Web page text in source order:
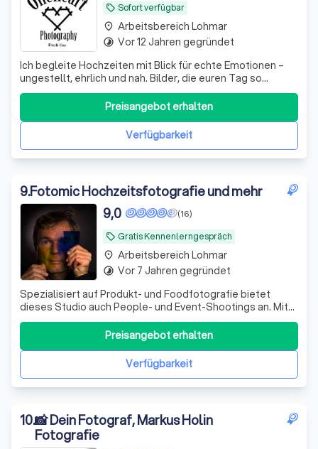
local_offer Sofort verfügbar
Ich begleite Hochzeiten mit Blick für echte Emotionen –
ungestellt, ehrlich und nah. Bilder, die euren Tag so
zeigen, wie er sich wirklich angefühlt hat.
Verfügbarkeit
Preisangebot erhalten
place Arbeitsbereich Lohmar
timelapse Vor 12 Jahren gegründet
9.Fotomic Hochzeitsfotografie und mehr
local_offer Gratis Kennenlerngespräch
(16)
9,0
Spezialisiert auf Produkt- und Foodfotografie bietet
dieses Studio auch People- und Event-Shootings an. Mit
Leidenschaft und Kreativität werden Ihre Visionen in
beeindruckende Bilder umgesetzt.
Verfügbarkeit
Preisangebot erhalten
place Arbeitsbereich Lohmar
timelapse Vor 7 Jahren gegründet
10.📸 Dein Fotograf, Markus Holin
Fotografie